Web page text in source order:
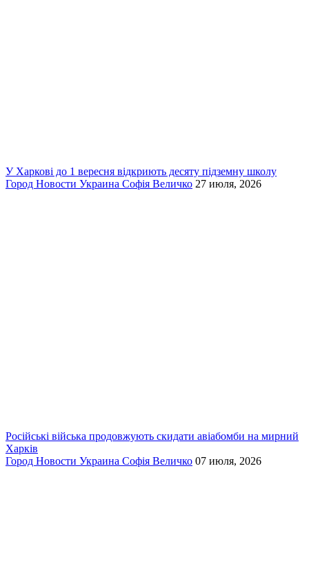
У Харкові до 1 вересня відкриють десяту підземну школу
Город Новости Украина Софія Величко 27 июля, 2026
Російські війська продовжують скидати авіабомби на мирний
Харків
Город Новости Украина Софія Величко 07 июля, 2026